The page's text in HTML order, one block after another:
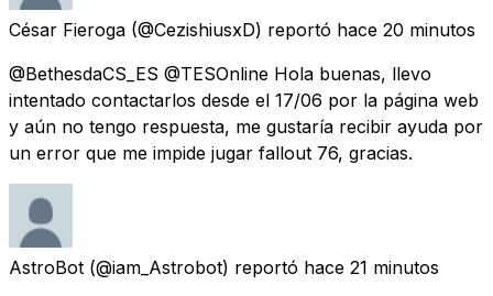
César Fieroga (@CezishiusxD) reportó hace 20 minutos
@BethesdaCS_ES @TESOnline Hola buenas, llevo
intentado contactarlos desde el 17/06 por la página web
y aún no tengo respuesta, me gustaría recibir ayuda por
un error que me impide jugar fallout 76, gracias.
AstroBot (@iam_Astrobot) reportó hace 21 minutos